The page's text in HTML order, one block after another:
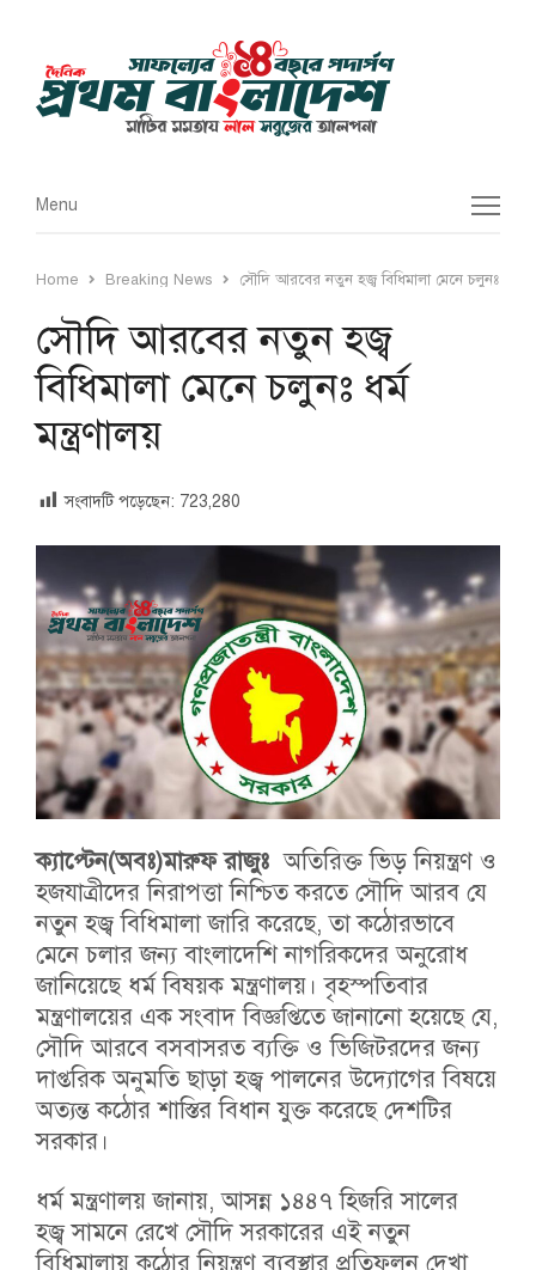
Menu
Menu
Home Breaking News সৌদি আরবের নতুন হজ্ব বিধিমালা মেনে চলুনঃ ধর্ম
সৌদি আরবের নতুন হজ্ব
বিধিমালা মেনে চলুনঃ ধর্ম
মন্ত্রণালয়
সংবাদটি পড়েছেন: 723,280
ক্যাপ্টেন(অবঃ)মারুফ রাজুঃঅতিরিক্ত ভিড় নিয়ন্ত্রণ ও
হজযাত্রীদের নিরাপত্তা নিশ্চিত করতে সৌদি আরব যে
নতুন হজ্ব বিধিমালা জারি করেছে, তা কঠোরভাবে
মেনে চলার জন্য বাংলাদেশি নাগরিকদের অনুরোধ
জানিয়েছে ধর্ম বিষয়ক মন্ত্রণালয়। বৃহস্পতিবার
মন্ত্রণালয়ের এক সংবাদ বিজ্ঞপ্তিতে জানানো হয়েছে যে,
সৌদি আরবে বসবাসরত ব্যক্তি ও ভিজিটরদের জন্য
দাপ্তরিক অনুমতি ছাড়া হজ্ব পালনের উদ্যোগের বিষয়ে
অত্যন্ত কঠোর শাস্তির বিধান যুক্ত করেছে দেশটির
সরকার।
ধর্ম মন্ত্রণালয় জানায়, আসন্ন ১৪৪৭ হিজরি সালের
হজ্ব সামনে রেখে সৌদি সরকারের এই নতুন
বিধিমালায় কঠোর নিয়ন্ত্রণ ব্যবস্থার প্রতিফলন দেখা